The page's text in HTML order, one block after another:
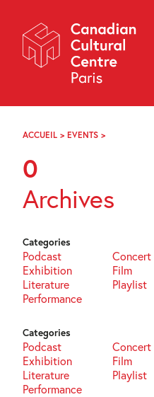
Navigation
About
Programming
Off-Site
Explore
Archives
FR
ACCUEIL > EVENTS >
0
Archives
Categories
Podcast Concert
Exhibition
Film
Literature
Playlist
Performance
Categories
Podcast Concert
Exhibition
Film
Literature
Playlist
Performance